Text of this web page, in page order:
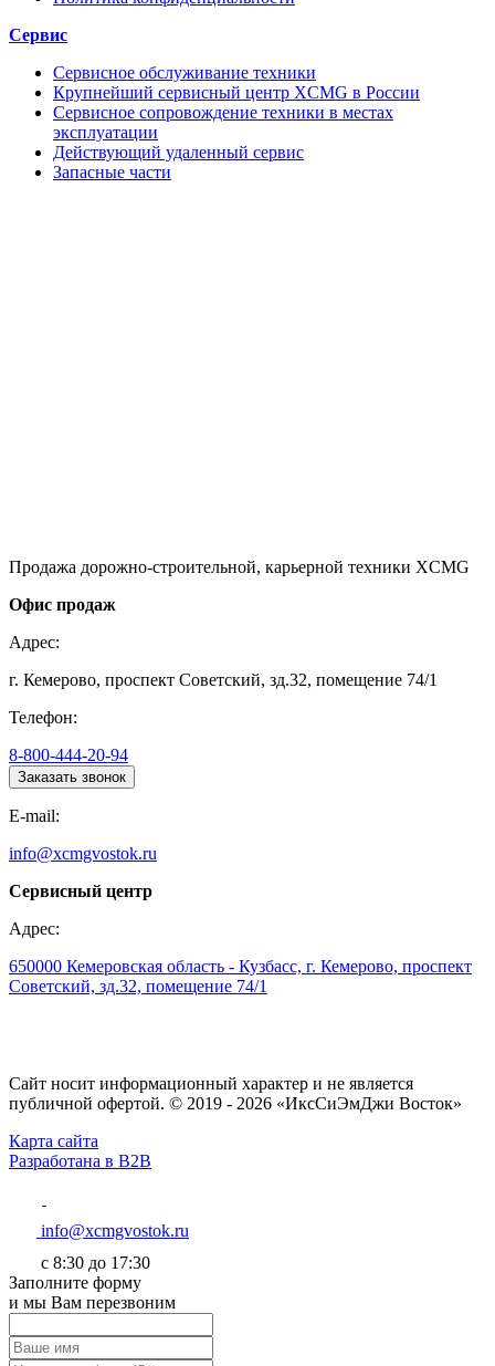
Сервис
Сервисное обслуживание техники
Крупнейший сервисный центр XCMG в России
Сервисное сопровождение техники в местах
эксплуатации
Действующий удаленный сервис
Запасные части
Продажа дорожно-строительной, карьерной техники XCMG
Офис продаж
Адрес:
г. Кемерово, проспект Советский, зд.32, помещение 74/1
Телефон:
8-800-444-20-94
Заказать звонок
E-mail:
info@xcmgvostok.ru
Сервисный центр
Адрес:
650000 Кемеровская область - Кузбасс, г. Кемерово, проспект
Советский, зд.32, помещение 74/1
Сайт носит информационный характер и не является
публичной офертой. © 2019 - 2026 «ИксСиЭмДжи Восток»
Карта сайта
Разработана в B2B
info@xcmgvostok.ru
с 8:30 до 17:30
Заполните форму
и мы Вам перезвоним